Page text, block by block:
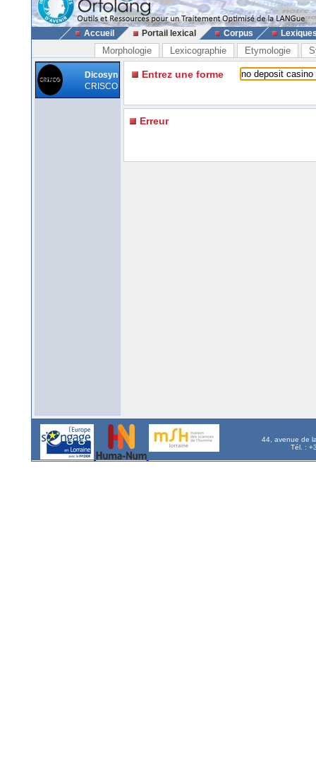
Accueil Portail lexical Corpus
Morphologie Lexicographie Etymologie
Dicosyn
CRISCO
Entrez une forme
Erreur
44, avenue de
Tél. :